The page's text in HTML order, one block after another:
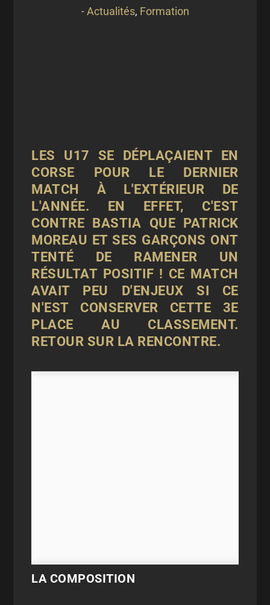
- Actualités, Formation
LES U17 SE DÉPLAÇAIENT EN
CORSE POUR LE DERNIER
MATCH À L'EXTÉRIEUR DE
L'ANNÉE. EN EFFET, C'EST
CONTRE BASTIA QUE PATRICK
MOREAU ET SES GARÇONS ONT
TENTÉ DE RAMENER UN
RÉSULTAT POSITIF ! CE MATCH
AVAIT PEU D'ENJEUX SI CE
N'EST CONSERVER CETTE 3E
PLACE AU CLASSEMENT.
RETOUR SUR LA RENCONTRE.
LA COMPOSITION